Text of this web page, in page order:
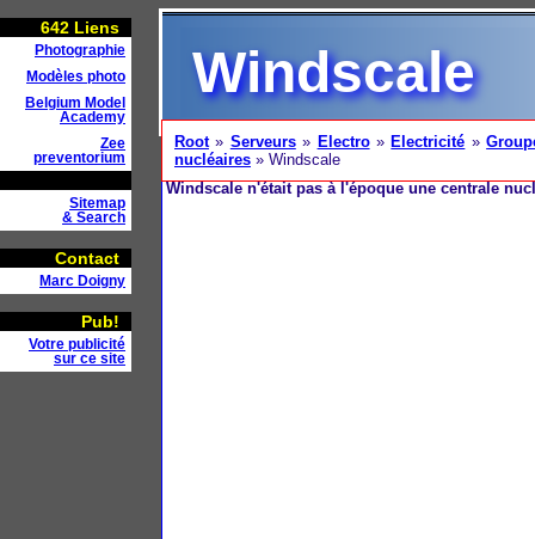
642 Liens
Photographie
Modèles photo
Belgium Model
Academy
Zee
preventorium
Sitemap
& Search
Contact
Marc Doigny
Pub!
Votre publicité
sur ce site
Windscale
Root» Serveurs» Electro» Electricité »
nucléaires » Windscale
Windscale n'était pas à l'époque une centrale